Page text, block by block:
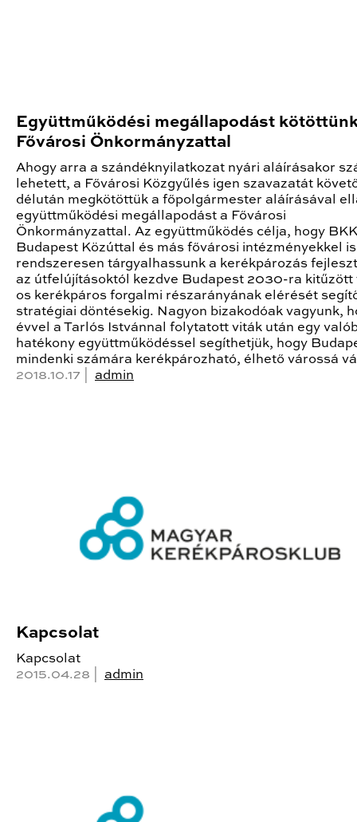
Együttműködési megállapodást
Fővárosi Önkormányzattal
Ahogy arra a szándéknyilatkozat nyári aláírásakor
lehetett, a Fővárosi Közgyűlés igen szavazatát
délután megkötöttük a főpolgármester aláírásával
együttműködési megállapodást a Fővárosi
Önkormányzattal. Az együttműködés célja, hogy
Budapest Közúttal és más fővárosi intézményekkel is
rendszeresen tárgyalhassunk a kerékpározás
az útfelújításoktól kezdve Budapest 2030-ra kitűzött
os kerékpáros forgalmi részarányának elérését
stratégiai döntésekig. Nagyon bizakodóak vagyunk,
évvel a Tarlós Istvánnal folytatott viták után egy
hatékony együttműködéssel segíthetjük, hogy
mindenki számára kerékpározható, élhető várossá
2018.10.17 | admin
Kapcsolat
Kapcsolat
2015.04.28 | admin